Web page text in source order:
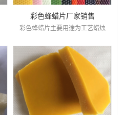
彩色蜂蜡片厂家销售
彩色蜂蜡片主要用途为工艺蜡烛